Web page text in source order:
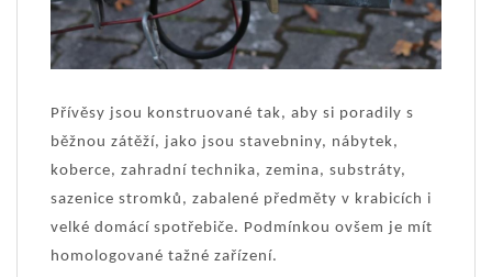
Přívěsy jsou konstruované tak, aby si poradily s
běžnou zátěží, jako jsou stavebniny, nábytek,
koberce, zahradní technika, zemina, substráty,
sazenice stromků, zabalené předměty v krabicích i
velké domácí spotřebiče. Podmínkou ovšem je mít
homologované tažné zařízení.